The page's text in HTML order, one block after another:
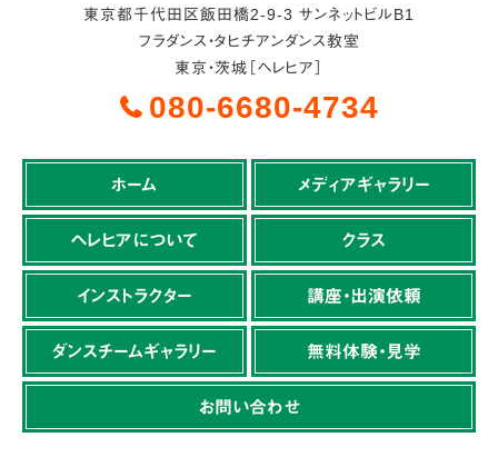
東京都千代田区飯田橋2-9-3 サンネットビルB1
フラダンス・タヒチアンダンス教室
東京・茨城［ヘレヒア］
080-6680-4734
ホーム メディアギャラリー
ヘレヒアについて クラス
インストラクター 講座・出演依頼
ダンスチームギャラリー 無料体験・見学
お問い合わせ